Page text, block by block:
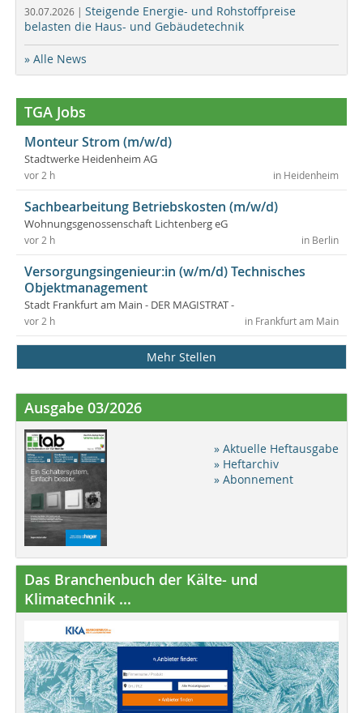
30.07.2026 | Steigende Energie- und Rohstoffpreise
belasten die Haus- und Gebäudetechnik
» Alle News
TGA Jobs
Monteur Strom (m/w/d)
Stadtwerke Heidenheim AG
in Heidenheim
vor 2 h
Sachbearbeitung Betriebskosten (m/w/d)
Wohnungsgenossenschaft Lichtenberg eG
in Berlin
vor 2 h
Versorgungsingenieur:in (w/m/d) Technisches
Objektmanagement
Stadt Frankfurt am Main - DER MAGISTRAT -
in Frankfurt am Main
vor 2 h
Mehr Stellen
Ausgabe 03/2026
» Aktuelle Heftausgabe
» Heftarchiv
» Abonnement
Das Branchenbuch der Kälte- und
Klimatechnik ...